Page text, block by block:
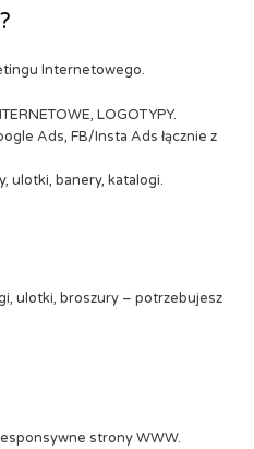
Internetowego.
LOGOTYPY.
Ads, FB/Insta Ads łącznie z
ulotki, banery, katalogi.
ulotki, broszury – potrzebujesz
strony WWW.